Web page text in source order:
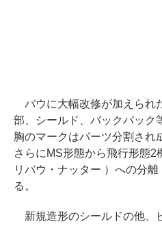
バウに大幅改修が加えられ
部、シールド、バックパック
胸のマークはパーツ分割され
さらにMS形態から飛行形態2
リバウ・ナッター ）への分
る。
新規造形のシールドの他、